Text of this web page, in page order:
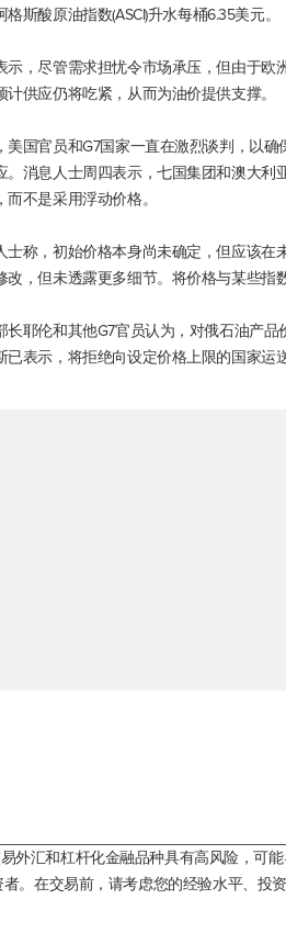
斯酸原油指数(ASCI)升水每桶6.35美元。
示，尽管需求担忧令市场承压，但由于欧
计供应仍将吃紧，从而为油价提供支撑。
美国官员和G7国家一直在激烈谈判，以
。消息人士周四表示，七国集团和澳大
而不是采用浮动价格。
士称，初始价格本身尚未确定，但应该
改，但未透露更多细节。将价格与某些指
长耶伦和其他G7官员认为，对俄石油产
已表示，将拒绝向设定价格上限的国家运
外汇和杠杆化金融品种具有高风险，可
。在交易前，请考虑您的经验水平、投